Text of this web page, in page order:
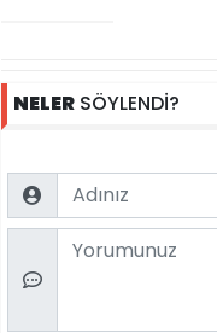
NELER SÖYLENDİ?
Name
Comment